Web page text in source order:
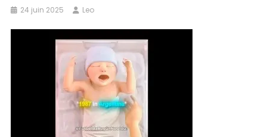
24 juin 2025 Leo